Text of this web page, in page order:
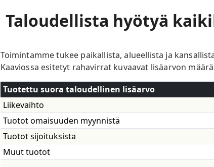
Taloudellista hyötyä
Toimintamme tukee paikallista, alueellista ja
Kaaviossa esitetyt rahavirrat kuvaavat lisäarvon
Tuotettu suora taloudellinen lisäarvo
Liikevaihto
Tuotot omaisuuden myynnistä
Tuotot sijoituksista
Muut tuotot